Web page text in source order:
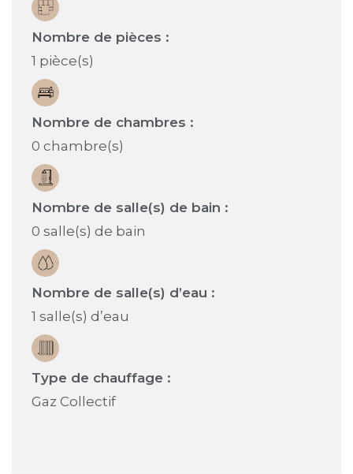
Nombre de pièces :
1 pièce(s)
Nombre de chambres :
0 chambre(s)
Nombre de salle(s) de bain :
0 salle(s) de bain
Nombre de salle(s) d’eau :
1 salle(s) d’eau
Type de chauffage :
Gaz Collectif